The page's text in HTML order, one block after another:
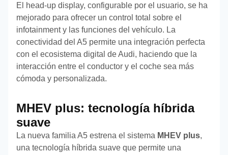
El head-up display, configurable por el usuario, se ha
mejorado para ofrecer un control total sobre el
infotainment y las funciones del vehículo. La
conectividad del A5 permite una integración perfecta
con el ecosistema digital de Audi, haciendo que la
interacción entre el conductor y el coche sea más
cómoda y personalizada.
MHEV plus: tecnología híbrida
suave
La nueva familia A5 estrena el sistema MHEV plus,
una tecnología híbrida suave que permite una